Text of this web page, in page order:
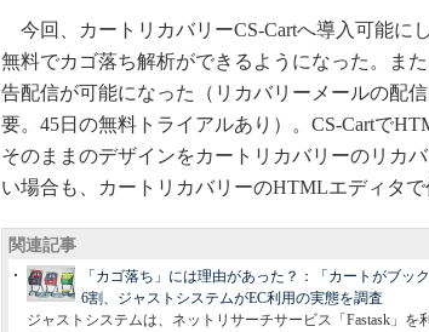
今回、カートリカバリーCS-Cartへ導入可能に
無料でカゴ落ち解析ができるようになった。ま
告配信が可能になった（リカバリーメールの配
要。45日の無料トライアルあり）。CS-Cartで
そのままのデザインをカートリカバリーのリカ
い場合も、カートリカバリーのHTMLエディタで
関連記事
「カゴ落ち」には理由があった？：「カートがブ
6割、ジャストシステムがEC利用の実態を調査
ジャストシステムは、ネットリサーチサービス「Fastask」